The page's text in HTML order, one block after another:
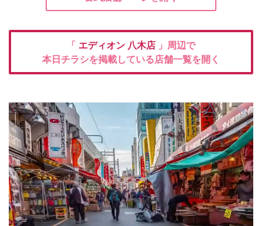
「 エディオン 八木店 」周辺で
本日チラシを掲載している店舗一覧を開く